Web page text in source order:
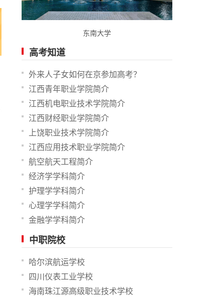
东南大学
高考知道
外来人子女如何在京参加高考？
江西青年职业学院简介
江西机电职业技术学院简介
江西财经职业学院简介
上饶职业技术学院简介
江西应用技术职业学院简介
航空航天工程简介
经济学学科简介
护理学学科简介
心理学学科简介
金融学学科简介
中职院校
哈尔滨航运学校
四川仪表工业学校
海南珠江源高级职业技术学校